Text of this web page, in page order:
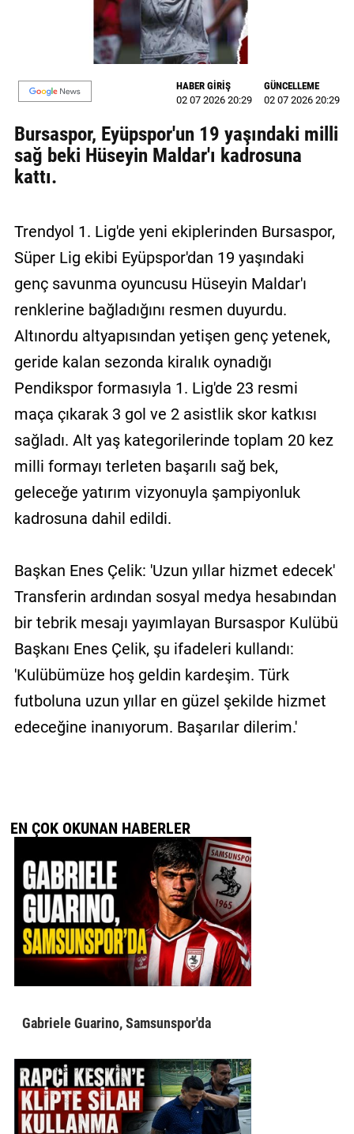
VİDEO
YAZARLAR
BİZE
ULAŞIN
İletişim
Gizlilik
Politikası
HABER GİRİŞ
02 07 2026 20:29
GÜNCELLEME
02 07 2026 20:29
Bursaspor, Eyüpspor'un 19 yaşındaki milli
sağ beki Hüseyin Maldar'ı kadrosuna
kattı.
Trendyol 1. Lig'de yeni ekiplerinden Bursaspor,
Süper Lig ekibi Eyüpspor'dan 19 yaşındaki
genç savunma oyuncusu Hüseyin Maldar'ı
renklerine bağladığını resmen duyurdu.
Altınordu altyapısından yetişen genç yetenek,
geride kalan sezonda kiralık oynadığı
Pendikspor formasıyla 1. Lig'de 23 resmi
maça çıkarak 3 gol ve 2 asistlik skor katkısı
sağladı. Alt yaş kategorilerinde toplam 20 kez
milli formayı terleten başarılı sağ bek,
geleceğe yatırım vizyonuyla şampiyonluk
kadrosuna dahil edildi.
Başkan Enes Çelik: 'Uzun yıllar hizmet edecek'
Transferin ardından sosyal medya hesabından
bir tebrik mesajı yayımlayan Bursaspor Kulübü
Başkanı Enes Çelik, şu ifadeleri kullandı:
'Kulübümüze hoş geldin kardeşim. Türk
futboluna uzun yıllar en güzel şekilde hizmet
edeceğine inanıyorum. Başarılar dilerim.'
EN ÇOK OKUNAN HABERLER
Gabriele Guarino, Samsunspor'da